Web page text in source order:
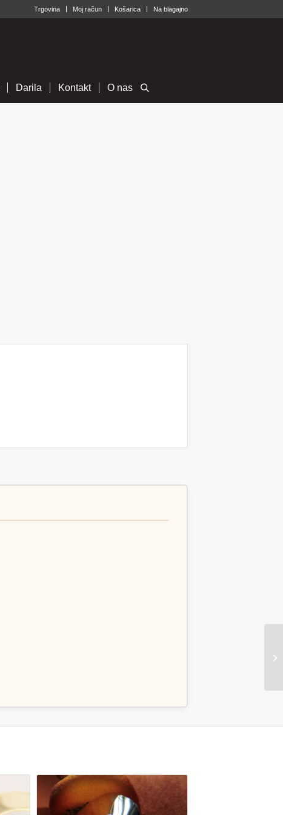
Trgovina Moj račun Košarica Na blagajno
Darila Kontakt O nas